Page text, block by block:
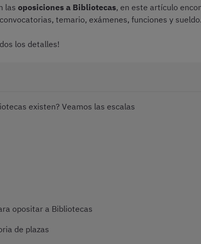
las oposiciones a Bibliotecas, en este artículo
temario, exámenes, funciones y sueldo.
los detalles!
existen? Veamos las escalas
opositar a Bibliotecas
de plazas